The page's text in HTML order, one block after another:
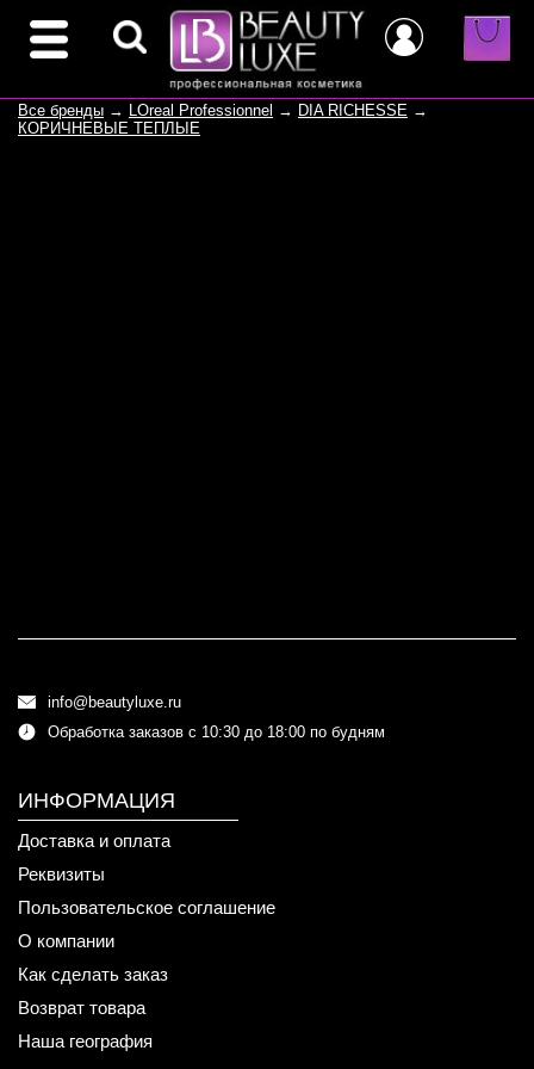
Все бренды → LOreal Professionnel → DIA RICHESSE →
КОРИЧНЕВЫЕ ТЕПЛЫЕ
info@beautyluxe.ru
Обработка заказов с 10:30 до 18:00 по будням
ИНФОРМАЦИЯ
Доставка и оплата
Реквизиты
Пользовательское соглашение
О компании
Как сделать заказ
Возврат товара
Наша география